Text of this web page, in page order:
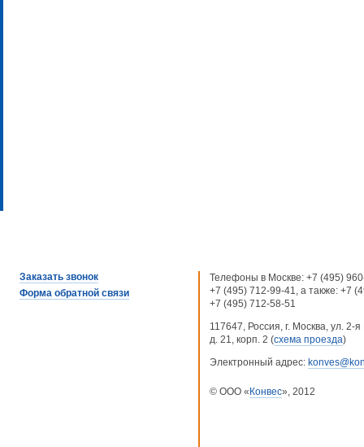
Заказать звонок
Форма обратной связи
Телефоны в Москве: +7 (495)
+7 (495) 712-99-41, а также: +7
+7 (495) 712-58-51
117647, Россия, г. Москва, ул. 2-
д. 21, корп. 2 (схема проезда)
Электронный адрес:
© ООО « Конвес», 2012